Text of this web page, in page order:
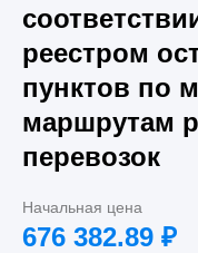
реестром
пунктов по
маршрутам
перевозок
Начальная цена
676 382.89 ₽